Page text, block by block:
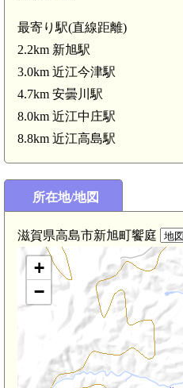
最寄り駅(直線距離)
2.2km 新旭駅
3.0km 近江今津駅
4.7km 安曇川駅
8.0km 近江中庄駅
8.8km 近江高島駅
所在地/地図
滋賀県高島市新旭町饗庭
+
−